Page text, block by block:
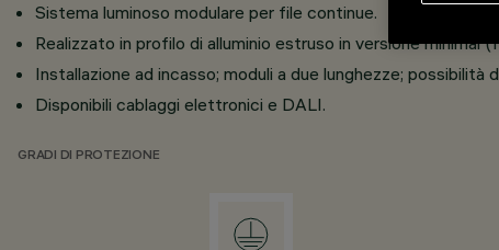
Sistema luminoso modulare per file continue.
Realizzato in profilo di alluminio estruso in versione minimal
Installazione ad incasso; moduli a due lunghezze;
Disponibili cablaggi elettronici e DALI.
GRADI DI PROTEZIONE